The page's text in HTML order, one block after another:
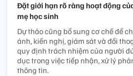
Đặt giới hạn rõ ràng hoạt động
mẹ học sinh
Dự thảo cũng bổ sung cơ chế để
ánh, kiến nghị, giám sát và đối
quy định trách nhiệm của người
dục trong việc tiếp nhận, xử lý
thông tin.